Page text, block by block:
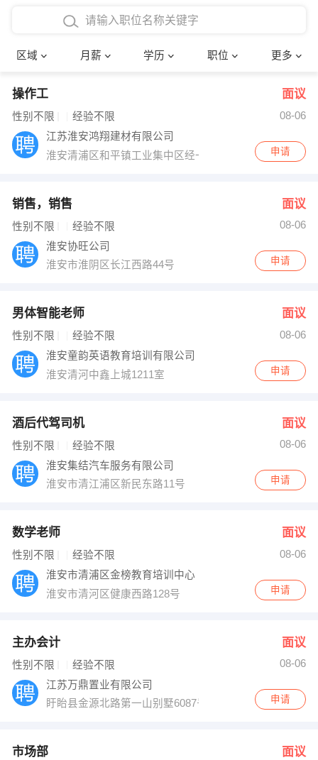
区域 月薪 学历 职位 更多
4000-5000元
8000-12000元
12000-20000元
博士
文员
财务会计
网络IT
快递员
收银员 技术员/工程师
出纳
编辑
跟单
其他职位
确定
操作工 面议
性别不限 经验不限
08-06
江苏淮安鸿翔建材有限公司
淮安清浦区和平镇工业集中区经一路
申请
销售，销售 面议
性别不限 经验不限
08-06
淮安协旺公司
淮安市淮阴区长江西路44号
申请
男体智能老师 面议
性别不限 经验不限
08-06
淮安童韵英语教育培训有限公司
淮安清河中鑫上城1211室
申请
酒后代驾司机 面议
性别不限 经验不限
08-06
淮安集结汽车服务有限公司
淮安市清江浦区新民东路11号
申请
数学老师 面议
性别不限 经验不限
08-06
淮安市清浦区金榜教育培训中心
淮安市清河区健康西路128号
申请
主办会计 面议
性别不限 经验不限
08-06
江苏万鼎置业有限公司
盱眙县金源北路第一山别墅6087号
申请
市场部 面议